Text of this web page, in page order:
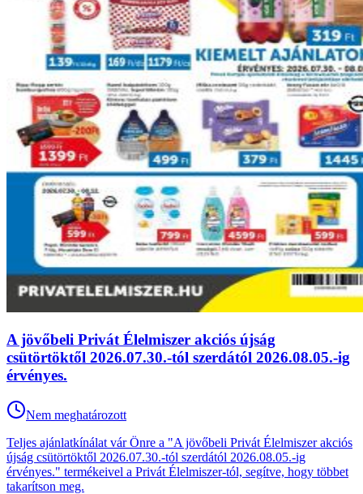
A jövőbeli Privát Élelmiszer akciós újság
csütörtöktől 2026.07.30.-tól szerdától 2026.08.05.-ig
érvényes.
Nem meghatározott
Teljes ajánlatkínálat vár Önre a "A jövőbeli Privát Élelmiszer akciós
újság csütörtöktől 2026.07.30.-tól szerdától 2026.08.05.-ig
érvényes." termékeivel a Privát Élelmiszer-tól, segítve, hogy többet
takarítson meg.